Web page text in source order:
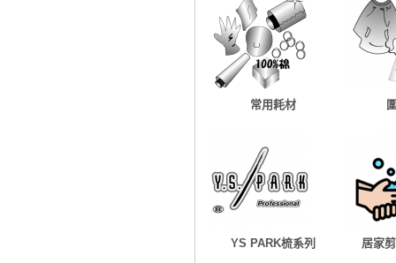
常用耗材
YS PARK梳系列 居家